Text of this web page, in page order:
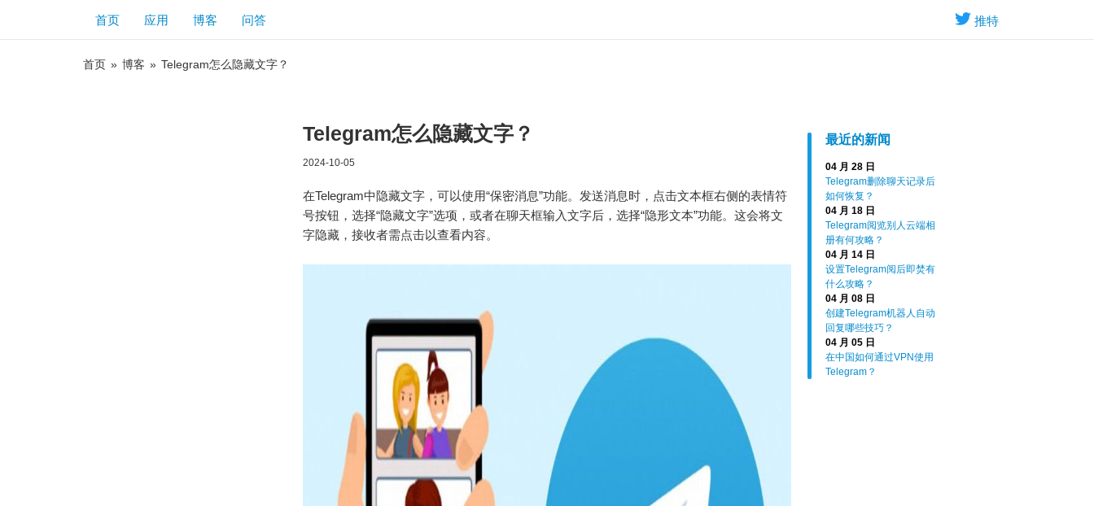
推特
首页 应用 博客 问答
首页 » 博客 » Telegram怎么隐藏文字？
最近的新闻
04 月 28 日
Telegram删除聊天记录后
如何恢复？
04 月 18 日
Telegram阅览别人云端相
册有何攻略？
04 月 14 日
设置Telegram阅后即焚有
什么攻略？
04 月 08 日
创建Telegram机器人自动
回复哪些技巧？
04 月 05 日
在中国如何通过VPN使用
Telegram？
Telegram怎么隐藏文字？
2024-10-05
在Telegram中隐藏文字，可以使用“保密消息”功能。发送消息时，点击文本框右侧的表情符
号按钮，选择“隐藏文字”选项，或者在聊天框输入文字后，选择“隐形文本”功能。这会将文
字隐藏，接收者需点击以查看内容。